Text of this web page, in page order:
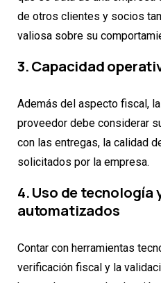
de otros clientes y socios
valiosa sobre su
3. Capacidad
Además del aspecto fiscal,
proveedor debe considerar
con las entregas, la calidad
solicitados por la empresa.
4. Uso de tecnología
automatizados
Contar con herramientas
verificación fiscal y la